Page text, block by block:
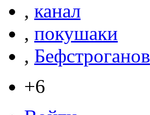
, канал
, покушаки
, Бефстроганов
+6